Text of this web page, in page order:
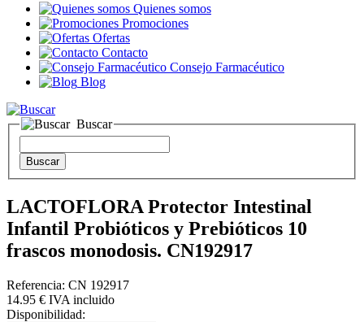
Quienes somos
Promociones
Ofertas
Contacto
Consejo Farmacéutico
Blog
Buscar
LACTOFLORA Protector Intestinal
Infantil Probióticos y Prebióticos 10
frascos monodosis. CN192917
Referencia: CN 192917
14.95 € IVA incluido
Disponibilidad: